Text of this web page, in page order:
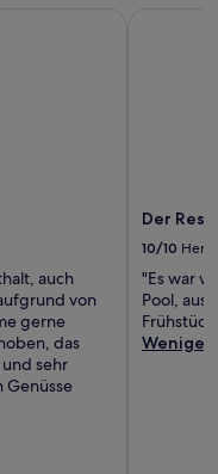
auch
von
gerne
das
sehr
Genüsse
Der
10/10
"Es war
Pool,
Weniger